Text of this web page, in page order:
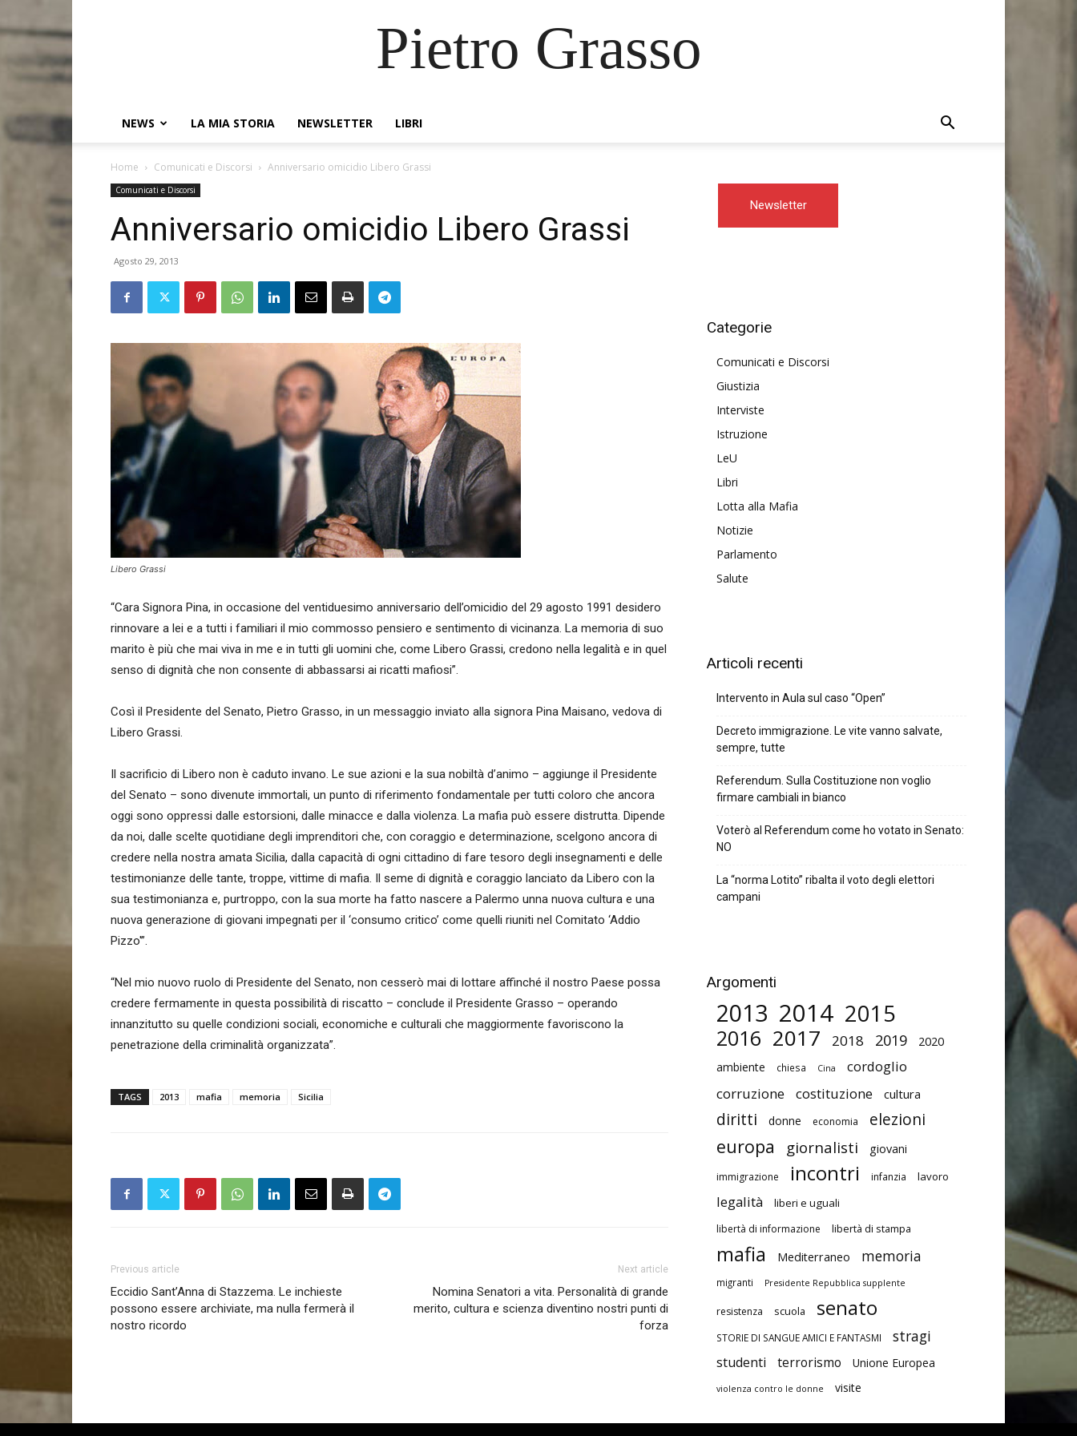
Pietro Grasso
NEWS LA MIA STORIA NEWSLETTER LIBRI
Home Comunicati e Discorsi Anniversario omicidio Libero Grassi
Comunicati e Discorsi
Anniversario omicidio Libero Grassi
Agosto 29, 2013
Libero Grassi
“Cara Signora Pina, in occasione del ventiduesimo anniversario dell’omicidio del 29 agosto 1991 desidero
rinnovare a lei e a tutti i familiari il mio commosso pensiero e sentimento di vicinanza. La memoria di suo
marito è più che mai viva in me e in tutti gli uomini che, come Libero Grassi, credono nella legalità e in quel
senso di dignità che non consente di abbassarsi ai ricatti mafiosi”.
Così il Presidente del Senato, Pietro Grasso, in un messaggio inviato alla signora Pina Maisano, vedova di
Libero Grassi.
Il sacrificio di Libero non è caduto invano. Le sue azioni e la sua nobiltà d’animo – aggiunge il Presidente
del Senato – sono divenute immortali, un punto di riferimento fondamentale per tutti coloro che ancora
oggi sono oppressi dalle estorsioni, dalle minacce e dalla violenza. La mafia può essere distrutta. Dipende
da noi, dalle scelte quotidiane degli imprenditori che, con coraggio e determinazione, scelgono ancora di
credere nella nostra amata Sicilia, dalla capacità di ogni cittadino di fare tesoro degli insegnamenti e delle
testimonianze delle tante, troppe, vittime di mafia. Il seme di dignità e coraggio lanciato da Libero con la
sua testimonianza e, purtroppo, con la sua morte ha fatto nascere a Palermo unna nuova cultura e una
nuova generazione di giovani impegnati per il ‘consumo critico’ come quelli riuniti nel Comitato ‘Addio
Pizzo'”.
“Nel mio nuovo ruolo di Presidente del Senato, non cesserò mai di lottare affinché il nostro Paese possa
credere fermamente in questa possibilità di riscatto – conclude il Presidente Grasso – operando
innanzitutto su quelle condizioni sociali, economiche e culturali che maggiormente favoriscono la
penetrazione della criminalità organizzata”.
TAGS 2013 mafia memoria Sicilia
Previous article
Eccidio Sant’Anna di Stazzema. Le inchieste
possono essere archiviate, ma nulla fermerà il
nostro ricordo
Next article
Nomina Senatori a vita. Personalità di grande
merito, cultura e scienza diventino nostri punti di
forza
Newsletter
Categorie
Comunicati e Discorsi
Giustizia
Interviste
Istruzione
LeU
Libri
Lotta alla Mafia
Notizie
Parlamento
Salute
Articoli recenti
Intervento in Aula sul caso “Open”
Decreto immigrazione. Le vite vanno salvate,
sempre, tutte
Referendum. Sulla Costituzione non voglio
firmare cambiali in bianco
Voterò al Referendum come ho votato in Senato:
NO
La “norma Lotito” ribalta il voto degli elettori
campani
Argomenti
2013 2014 2015
2016 2017 2018 2019 2020
ambiente chiesa Cina
cordoglio
corruzione
costituzione cultura
diritti donne economia elezioni
europa giornalisti giovani
immigrazione incontri infanzia lavoro
legalità liberi e uguali
libertà di informazione libertà di stampa
mafia Mediterraneo memoria
migranti Presidente Repubblica supplente
resistenza scuola senato
STORIE DI SANGUE AMICI E FANTASMI stragi
studenti terrorismo Unione Europea
violenza contro le donne visite